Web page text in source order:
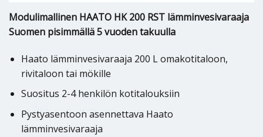
Modulimallinen HAATO HK 200 RST lämminvesivaraaja
Suomen pisimmällä 5 vuoden takuulla
Haato lämminvesivaraaja 200 L omakotitaloon,
rivitaloon tai mökille
Suositus 2-4 henkilön kotitalouksiin
Pystyasentoon asennettava Haato
lämminvesivaraaja